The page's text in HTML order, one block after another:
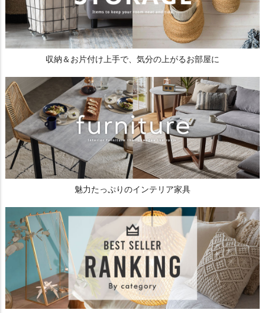
収納＆お片付け上手で、気分の上がるお部屋に
魅力たっぷりのインテリア家具